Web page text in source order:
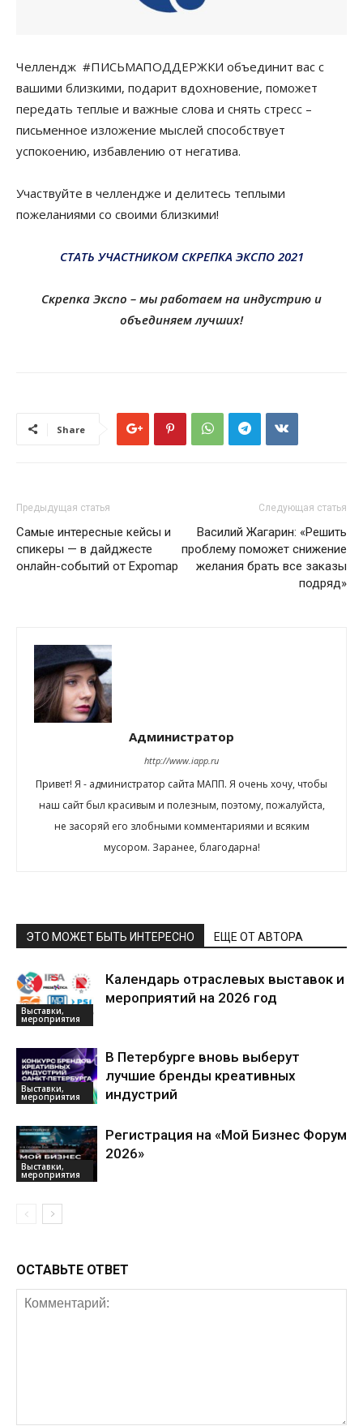
Челлендж #ПИСЬМАПОДДЕРЖКИ объединит вас с
вашими близкими, подарит вдохновение, поможет
передать теплые и важные слова и снять стресс –
письменное изложение мыслей способствует
успокоению, избавлению от негатива.
Участвуйте в челлендже и делитесь теплыми
пожеланиями со своими близкими!
СТАТЬ УЧАСТНИКОМ СКРЕПКА ЭКСПО 2021
Скрепка Экспо – мы работаем на индустрию и
объединяем лучших!
Share
Предыдущая статья
Самые интересные кейсы и
спикеры — в дайджесте
онлайн-событий от Expomap
Следующая статья
Василий Жагарин: «Решить
проблему поможет снижение
желания брать все заказы
подряд»
Администратор
http://www.iapp.ru
Привет! Я - администратор сайта МАПП. Я очень хочу, чтобы
наш сайт был красивым и полезным, поэтому, пожалуйста,
не засоряй его злобными комментариями и всяким
мусором. Заранее, благодарна!
ЭТО МОЖЕТ БЫТЬ ИНТЕРЕСНО ЕЩЕ ОТ АВТОРА
Выставки,
мероприятия
Календарь отраслевых выставок и
мероприятий на 2026 год
Выставки,
мероприятия
В Петербурге вновь выберут
лучшие бренды креативных
индустрий
Выставки,
мероприятия
Регистрация на «Мой Бизнес Форум
2026»
ОСТАВЬТЕ ОТВЕТ